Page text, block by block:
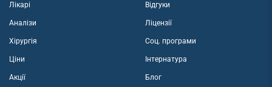
Лікарі
Аналізи
Хірургія
Ціни
Акції
Відгуки
Ліцензії
Соц. програми
Інтернатура
Блог